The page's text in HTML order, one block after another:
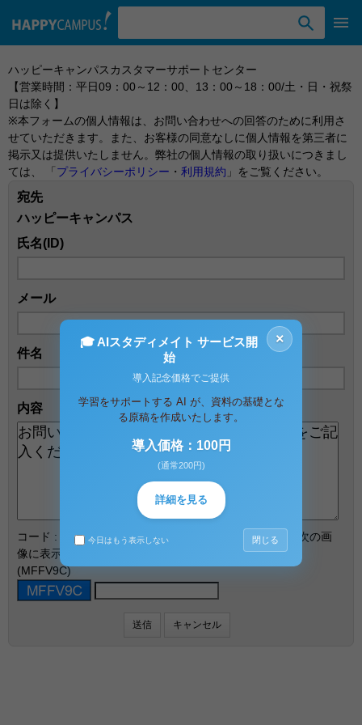
ハッピーキャンパスカスタマーサポートセンター
【営業時間：平日09：00～12：00、13：00～18：00/土・日・祝祭
日は除く】
※本フォームの個人情報は、お問い合わせへの回答のために利用さ
せていただきます。また、お客様の同意なしに個人情報を第三者に
掲示又は提供いたしません。弊社の個人情報の取り扱いにつきまし
ては、 「 プライバシーポリシー ・ 利用規約 」をご覧ください。
宛先
ハッピーキャンパス
氏名(ID)
メール
件名
内容
コード : 不正な自動登録を防ぐため、認証を行います。次の画
像に表示されている数字を半角で入力してください。
(MFFV9C)
×
🎓 AIスタディメイト サービス開
始
導入記念価格でご提供
学習をサポートする AI が、資料の基礎とな
る原稿を作成いたします。
導入価格：100円
(通常200円)
詳細を見る
今日はもう表示しない 閉じる